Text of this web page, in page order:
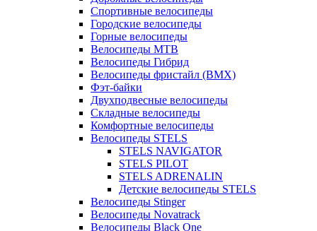
Спортивные велосипеды
Городские велосипеды
Горные велосипеды
Велосипеды MTB
Велосипеды Гибрид
Велосипеды фристайл (BMX)
Фэт-байки
Двухподвесные велосипеды
Складные велосипеды
Комфортные велосипеды
Велосипеды STELS
STELS NAVIGATOR
STELS PILOT
STELS ADRENALIN
Детские велосипеды STELS
Велосипеды Stinger
Велосипеды Novatrack
Велосипеды Black One